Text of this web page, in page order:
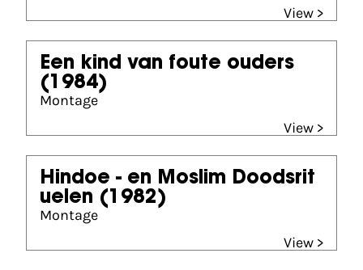
View >
Een kind van foute ouders
(1984)
Montage
View >
Hindoe - en Moslim Doodsrit
uelen (1982)
Montage
View >